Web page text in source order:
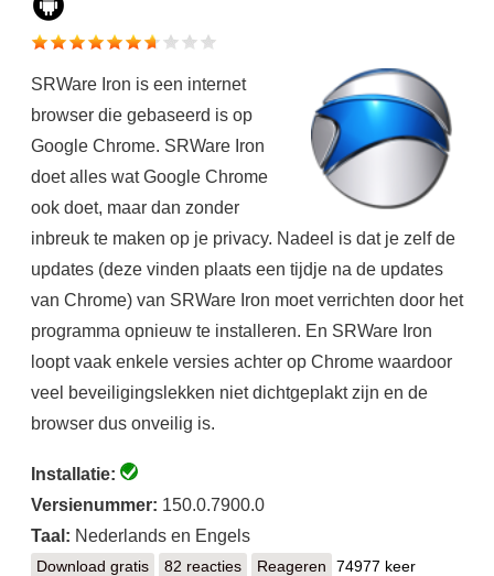
SRWare Iron is een internet
browser die gebaseerd is op
Google Chrome. SRWare Iron
doet alles wat Google Chrome
ook doet, maar dan zonder
inbreuk te maken op je privacy. Nadeel is dat je zelf de
updates (deze vinden plaats een tijdje na de updates
van Chrome) van SRWare Iron moet verrichten door het
programma opnieuw te installeren. En SRWare Iron
loopt vaak enkele versies achter op Chrome waardoor
veel beveiligingslekken niet dichtgeplakt zijn en de
browser dus onveilig is.
Installatie:
Versienummer: 150.0.7900.0
Taal: Nederlands en Engels
Download gratisSRWare Iron
82 reacties Reageren
74977 keer